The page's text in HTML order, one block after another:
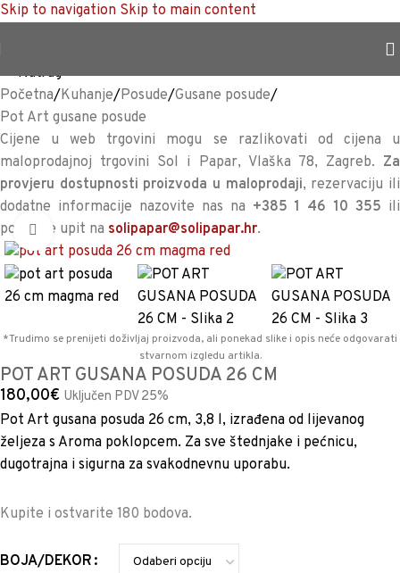
Skip to navigation Skip to main content
<<Natrag
Početna/Kuhanje/Posude/Gusane posude/
Pot Art gusane posude
Cijene u web trgovini mogu se razlikovati od cijena u
maloprodajnoj trgovini Sol i Papar, Vlaška 78, Zagreb. Za
provjeru dostupnosti proizvoda u maloprodaji, rezervaciju ili
dodatne informacije nazovite nas na +385 1 46 10 355 ili
pošaljite upit na solipapar@solipapar.hr.
Povećaj sliku
*Trudimo se prenijeti doživljaj proizvoda, ali ponekad slike i opis neće odgovarati
stvarnom izgledu artikla.
POT ART GUSANA POSUDA 26 CM
180,00€ Uključen PDV 25%
Pot Art gusana posuda 26 cm, 3,8 l, izrađena od lijevanog
željeza s Aroma poklopcem. Za sve štednjake i pećnicu,
dugotrajna i sigurna za svakodnevnu uporabu.
Kupite i ostvarite 180 bodova.
BOJA/DEKOR